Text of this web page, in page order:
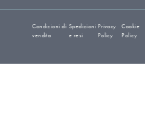
Condizioni di
vendita
Spedizioni
e resi
Privacy
Policy
Cookie
Policy